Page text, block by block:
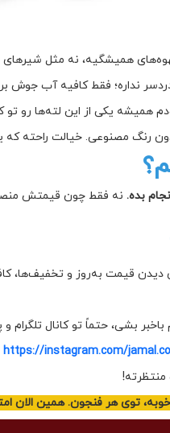
همیشگیه، نه مثل شیرهای
نداره؛ فقط کافیه آب جوش
همیشه یکی از این لته‌ها رو تو
بدون رنگ مصنوعی. خیالت
بده. نه فقط چون قیمتش
قیمت به‌روز و تخفیف‌ها،
بشی، حتماً تو کانال تلگرام و
https://instagram.com/
منتظرته!
توی هر فنجون. همین الان